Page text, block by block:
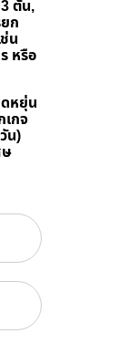
ตัน,
ก
น
หรือ
ดหยุ่น
เกจ
น)
ษ